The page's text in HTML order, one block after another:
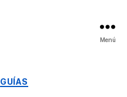
Menú
Categorías
GUÍAS